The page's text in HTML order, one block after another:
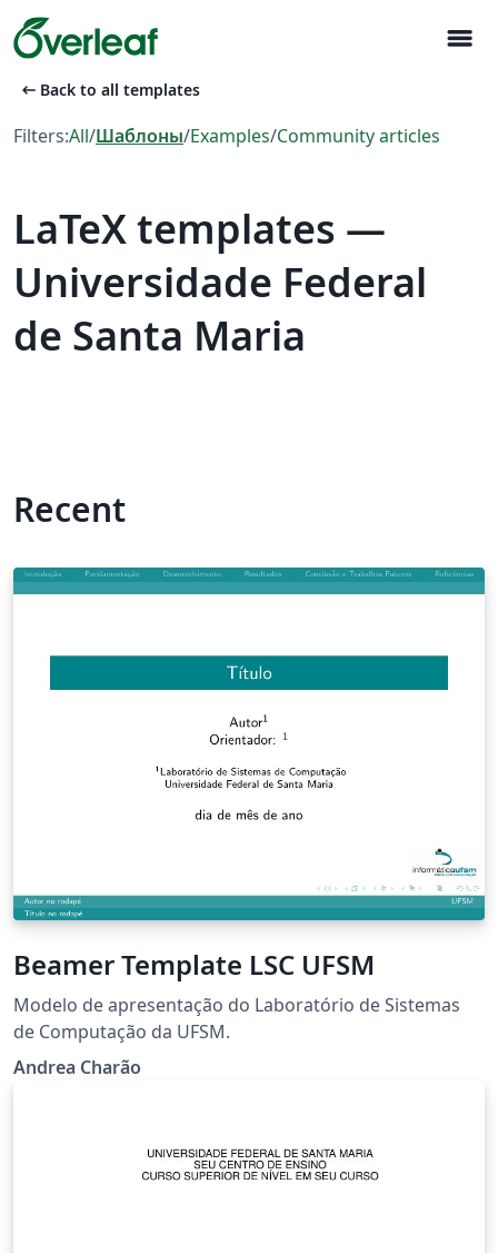
menu
arrow_left_alt Back to all templates
Filters:All/Шаблоны/Examples/Community articles
LaTeX templates —
Universidade Federal
de Santa Maria
Recent
Beamer Template LSC UFSM
Modelo de apresentação do Laboratório de Sistemas
de Computação da UFSM.
Andrea Charão